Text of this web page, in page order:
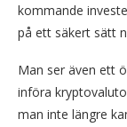
kommande
på ett säkert sätt
Man ser även ett
införa
man inte längre